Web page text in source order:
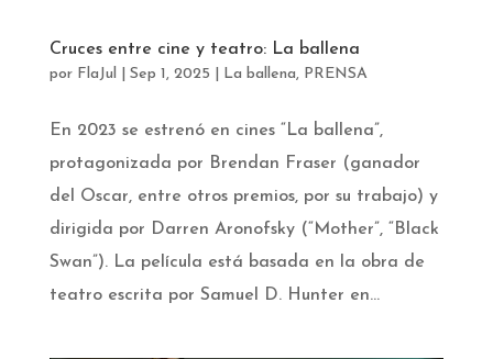
Cruces entre cine y teatro: La ballena
por FlaJul Sep 1, 2025 La ballena, PRENSA
En 2023 se estrenó en cines “La ballena”,
protagonizada por Brendan Fraser (ganador
del Oscar, entre otros premios, por su trabajo) y
dirigida por Darren Aronofsky (“Mother”, “Black
Swan”). La película está basada en la obra de
teatro escrita por Samuel D. Hunter en...